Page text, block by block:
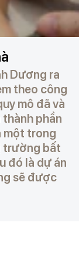
Dương ra
theo công
mô đã và
phần
một trong
trường bất
đó là dự án
sẽ được